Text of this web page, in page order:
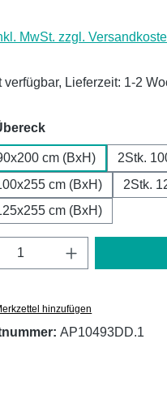
MwSt. zzgl.
verfügbar, Lieferzeit: 1-2
auswählen
cm (BxH)
2Stk.
cm (BxH)
2Stk.
cm (BxH)
Anzahl: Gib
hinzufügen
AP10493DD.1